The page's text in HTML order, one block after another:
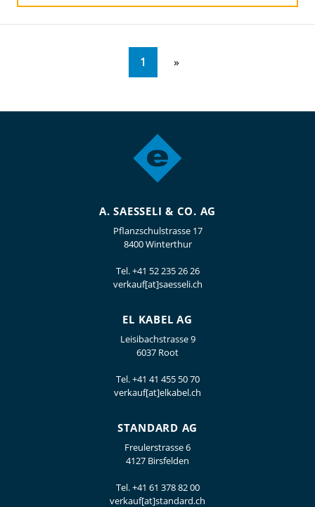
1
A. SAESSELI & CO. AG
Pflanzschulstrasse 17
8400 Winterthur
Tel.+41 52 235 26 26
verkauf[at]saesseli.ch
EL KABEL AG
Leisibachstrasse 9
6037 Root
Tel.+41 41 455 50 70
verkauf[at]elkabel.ch
STANDARD AG
Freulerstrasse 6
4127 Birsfelden
Tel.+41 61 378 82 00
verkauf[at]standard.ch